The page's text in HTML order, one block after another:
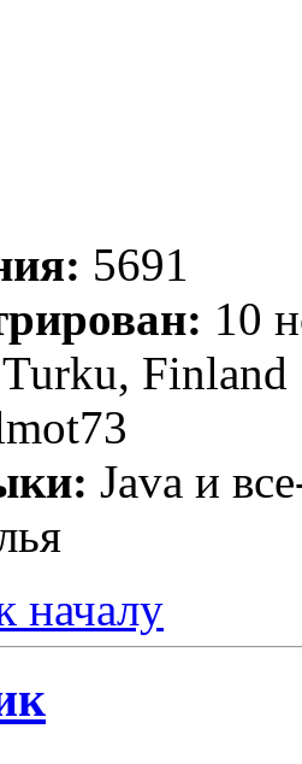
5691
10
Turku, Finland
Java и
началу